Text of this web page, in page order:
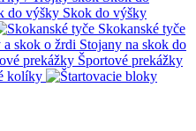
Skok do výšky
Skokanské tyče
Stojany na skok do
Športové prekážky
kolíky